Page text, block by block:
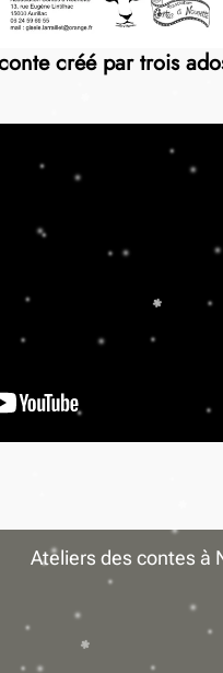
Ateliers des contes à
créé par trois